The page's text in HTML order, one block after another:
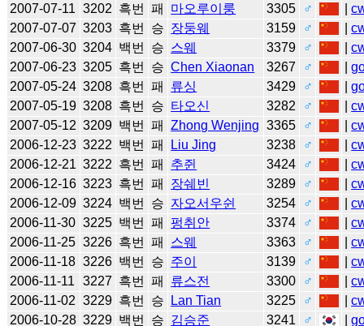
2007-07-11 3202 흑번 패 마오루이룽 3305 ♂ |
2007-07-07 3203 흑번 승 장둥웨 3159 ♂ |
2007-06-30 3204 백번 승 스웨 3379 ♂ |
2007-06-23 3205 흑번 승 Chen Xiaonan 3267 ♂ |
2007-05-24 3208 흑번 패 류싱 3429 ♂ |
2007-05-19 3208 흑번 승 타오신 3282 ♂ |
2007-05-12 3209 백번 패 Zhong Wenjing 3365 ♂ |
2006-12-23 3222 백번 패 Liu Jing 3238 ♂ |
2006-12-21 3222 흑번 패 추쥔 3424 ♂ |
2006-12-16 3223 흑번 패 장쉐빈 3289 ♂ |
2006-12-09 3224 백번 승 자오서우쉰 3254 ♂ |
2006-11-30 3225 백번 패 펑취안 3374 ♂ |
2006-11-25 3226 흑번 패 스웨 3363 ♂ |
2006-11-18 3226 백번 승 주이 3139 ♂ |
2006-11-11
3227 흑번 패 류스전 3300 ♂ |
2006-11-02 3229 흑번 승 Lan Tian 3225 ♂ |
2006-10-28 3229 백번 승 김승준 3241 ♂ |